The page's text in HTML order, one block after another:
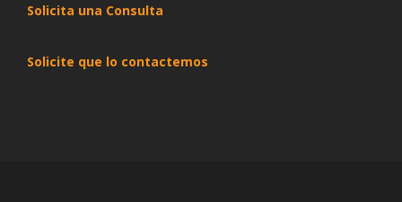
Solicita una Consulta
Solicite que lo contactemos